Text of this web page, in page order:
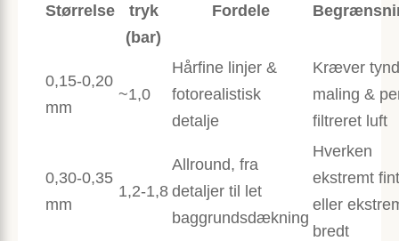
Størrelse
tryk
(bar)
Fordele
0,15-0,20
mm
~1,0
Hårfine linjer &
fotorealistisk
detalje
Kræver tynd
maling &
filtreret luft
0,30-0,35
mm
1,2-1,8
Allround, fra
detaljer til let
baggrundsdækning
Hverken
ekstremt fint
eller
bredt